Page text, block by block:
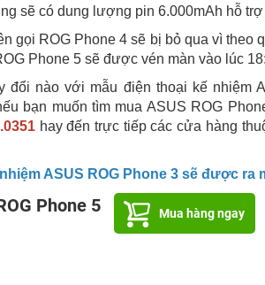
sẽ có dung lượng pin 6.000mAh hỗ
gọi ROG Phone 4 sẽ bị bỏ qua vì
Phone 5 sẽ được vén màn vào lúc
đổi nào với mẫu điện thoại kế nhiệm
bạn muốn tìm mua ASUS ROG
hay đến trực tiếp các cửa hàng
ASUS ROG Phone 3 sẽ được ra
Phone 5 Mua hàng ngay